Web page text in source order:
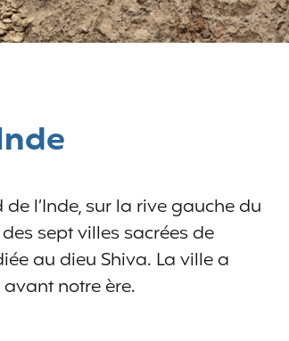
l’Inde, sur la rive gauche du
des sept villes sacrées de
au dieu Shiva. La ville a
notre ère.